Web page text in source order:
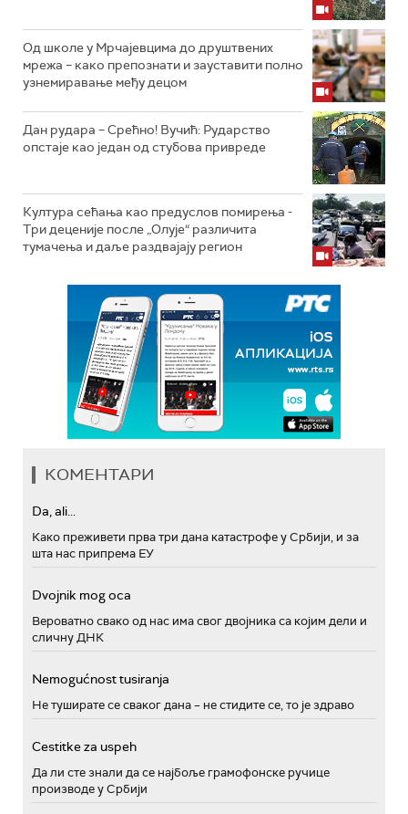
Од школе у Мрчајевцима до друштвених
мрежа – како препознати и зауставити полно
узнемиравање међу децом
Дан рудара – Срећно! Вучић: Рударство
опстаје као један од стубова привреде
Култура сећања као предуслов помирења ­-
Три деценије после „Олује“ различита
тумачења и даље раздвајају регион
КОМЕНТАРИ
Da, ali...
Како преживети прва три дана катастрофе у Србији, и за
шта нас припрема ЕУ
Dvojnik mog oca
Вероватно свако од нас има свог двојника са којим дели и
сличну ДНК
Nemogućnost tusiranja
Не туширате се сваког дана – не стидите се, то је здраво
Cestitke za uspeh
Да ли сте знали да се најбоље грамофонске ручице
производе у Србији